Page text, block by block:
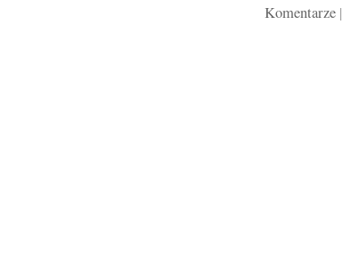
Komentarze|